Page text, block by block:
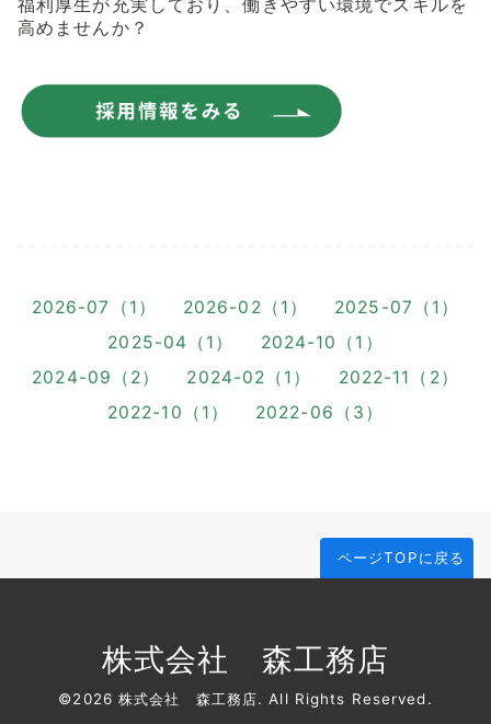
福利厚生が充実しており、働きやすい環境でスキルを
高めませんか？
2026-07（1） 2026-02（1）
2025-07（1）
2025-04（1）
2024-10（1）
2024-09（2）
2024-02（1）
2022-11（2）
2022-10（1）
2022-06（3）
ページTOPに戻る
株式会社 森工務店
©2026 株式会社 森工務店. All Rights Reserved.